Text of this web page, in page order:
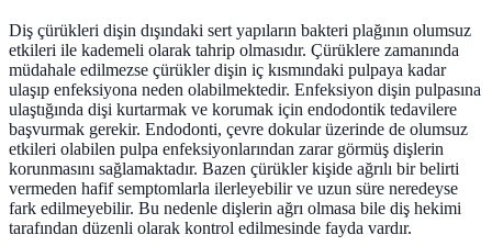
Diş çürükleri dişin dışındaki sert yapıların bakteri plağının olumsuz
etkileri ile kademeli olarak tahrip olmasıdır. Çürüklere zamanında
müdahale edilmezse çürükler dişin iç kısmındaki pulpaya kadar
ulaşıp enfeksiyona neden olabilmektedir. Enfeksiyon dişin pulpasına
ulaştığında dişi kurtarmak ve korumak için endodontik tedavilere
başvurmak gerekir. Endodonti, çevre dokular üzerinde de olumsuz
etkileri olabilen pulpa enfeksiyonlarından zarar görmüş dişlerin
korunmasını sağlamaktadır. Bazen çürükler kişide ağrılı bir belirti
vermeden hafif semptomlarla ilerleyebilir ve uzun süre neredeyse
fark edilmeyebilir. Bu nedenle dişlerin ağrı olmasa bile diş hekimi
tarafından düzenli olarak kontrol edilmesinde fayda vardır.